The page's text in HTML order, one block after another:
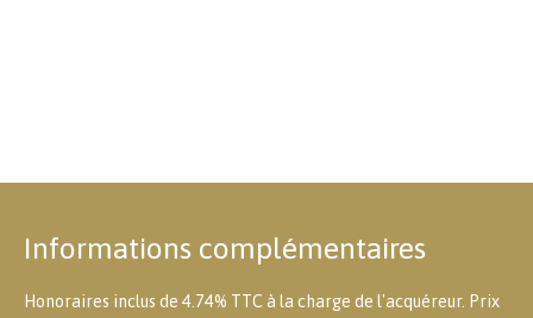
Informations complémentaires
Honoraires inclus de 4.74% TTC à la charge de l'acquéreur. Prix